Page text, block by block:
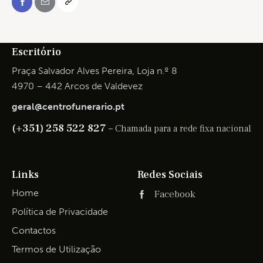
Escritório
Praça Salvador Alves Pereira, Loja n.º 8
4970 – 442 Arcos de Valdevez
geral@centrofunerario.pt
(+351) 258 522 827 – Chamada para a rede fixa nacional
Links
Home
Política de Privacidade
Contactos
Termos de Utilização
Redes Sociais
Facebook